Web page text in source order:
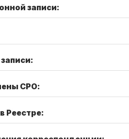
записи:
СРО:
Реестре: